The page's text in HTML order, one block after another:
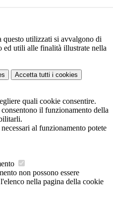
questo utilizzati si avvalgono di
ed utili alle finalità illustrate nella
Accetta tutti i cookies
quali cookie consentire.
il funzionamento della
al funzionamento potete
non possono essere
nella pagina della cookie